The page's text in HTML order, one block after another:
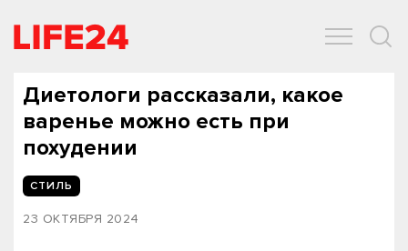
Диетологи рассказали, какое
варенье можно есть при
похудении
СТИЛЬ
23 ОКТЯБРЯ 2024